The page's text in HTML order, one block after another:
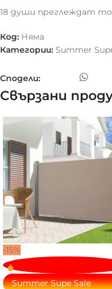
18 души преглеждат
Код: Няма
Категории: Summer
Сподели:
Свързани
-15%
Summer Supe Sale